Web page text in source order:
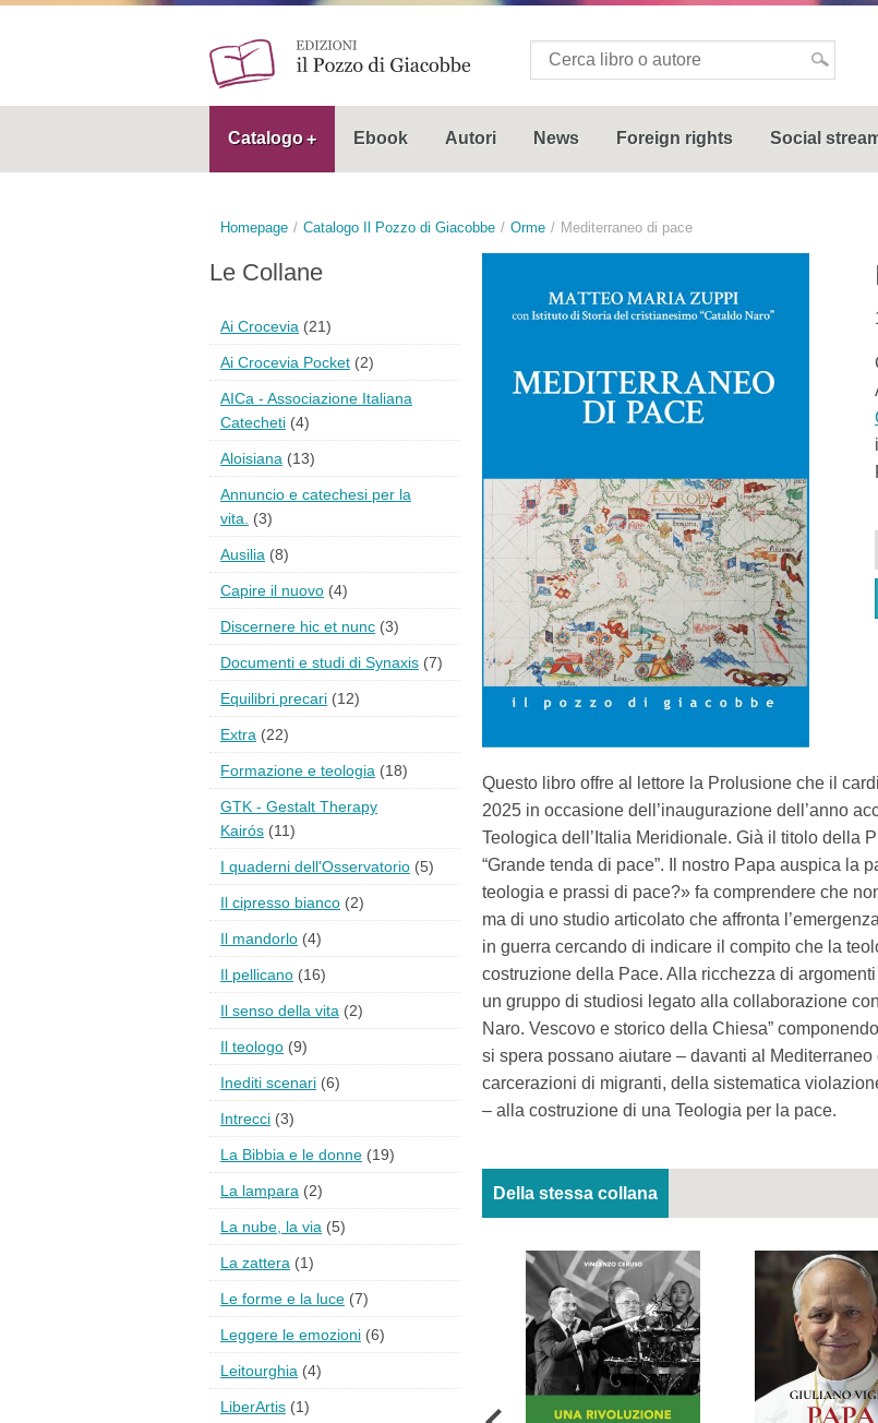
Catalogo Ebook Autori News Foreign rights Social
Homepage Catalogo Il Pozzo di Giacobbe Orme Mediterraneo di pace
Questo libro offre al lettore la Prolusione che il
2025 in occasione dell’inaugurazione dell’anno
Teologica dell’Italia Meridionale. Già il titolo della
“Grande tenda di pace”. Il nostro Papa auspica la
teologia e prassi di pace?» fa comprendere che
ma di uno studio articolato che affronta
in guerra cercando di indicare il compito che la
costruzione della Pace. Alla ricchezza di
un gruppo di studiosi legato alla collaborazione
Naro. Vescovo e storico della Chiesa”
si spera possano aiutare – davanti al
carcerazioni di migranti, della sistematica
– alla costruzione di una Teologia per la pace.
Della stessa collana
Le Collane
Ai Crocevia (21)
Ai Crocevia Pocket (2)
AICa - Associazione Italiana
Catecheti (4)
Aloisiana (13)
Annuncio e catechesi per la
vita.
(3)
Ausilia (8)
Capire il nuovo (4)
Discernere hic et nunc (3)
Documenti e studi di Synaxis (7)
Equilibri precari (12)
Extra (22)
Formazione e teologia (18)
GTK - Gestalt Therapy
Kairós (11)
I quaderni dell'Osservatorio (5)
Il cipresso bianco (2)
Il mandorlo (4)
Il pellicano (16)
Il senso della vita (2)
Il teologo (9)
Inediti scenari (6)
Intrecci (3)
La Bibbia e le donne (19)
La lampara (2)
La nube, la via (5)
La zattera (1)
Le forme e la luce (7)
Leggere le emozioni (6)
Leitourghia (4)
LiberArtis (1)